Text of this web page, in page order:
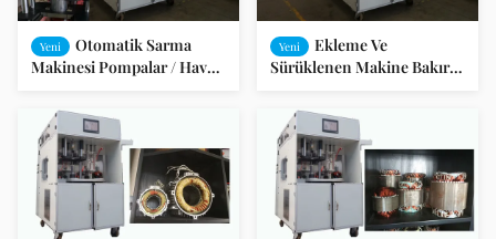
Yeni
Otomatik Sarma
Makinesi Pompalar / Hava
takmadan Makine Çevresi
takılmış
Yeni
Ekleme Ve
Sürüklenen Makine Bakır